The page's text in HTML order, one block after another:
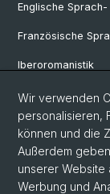
Englische
Französische
Iberoromanistik
Italianistik
Nordistik
Osteuropa-Studien
Slavic Studies
Wir verwenden
personalisieren,
können und die
Außerdem
unserer Website
Werbung und